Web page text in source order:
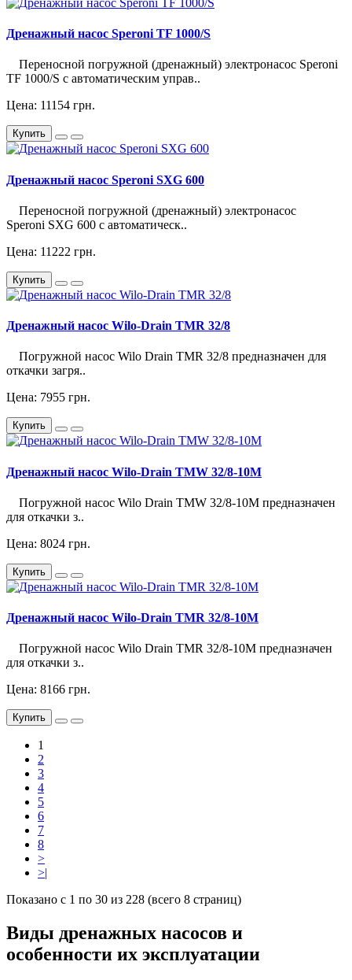
Дренажный насос Speroni TF 1000/S
Переносной погружной (дренажный) электронасос Speroni
TF 1000/S с автоматическим управ..
Цена: 11154 грн.
Купить
Дренажный насос Speroni SXG 600
Переносной погружной (дренажный) электронасос
Speroni SXG 600 с автоматическ..
Цена: 11222 грн.
Купить
Дренажный насос Wilo-Drain TMR 32/8
Погружной насос Wilo Drain TMR 32/8 предназначен для
откачки загря..
Цена: 7955 грн.
Купить
Дренажный насос Wilo-Drain TMW 32/8-10M
Погружной насос Wilo Drain TMW 32/8-10M предназначен
для откачки з..
Цена: 8024 грн.
Купить
Дренажный насос Wilo-Drain TMR 32/8-10M
Погружной насос Wilo Drain TMR 32/8-10M предназначен
для откачки з..
Цена: 8166 грн.
Купить
1
2
3
4
5
6
7
8
>
>|
Показано с 1 по 30 из 228 (всего 8 страниц)
Виды дренажных насосов и
особенности их эксплуатации